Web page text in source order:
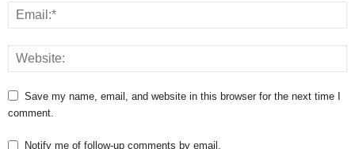
Save my name, email, and website in this browser for the next time I
comment.
Notify me of follow-up comments by email.